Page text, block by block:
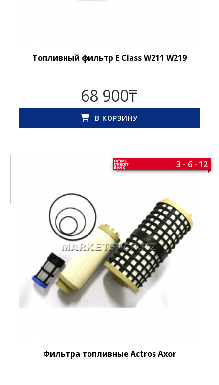
Топливный фильтр E Class W211 W219
68 900₸
В КОРЗИНУ
Фильтра топливные Actros Axor
3 - 6 - 12